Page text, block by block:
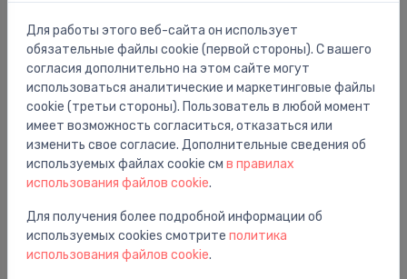
Для работы этого веб-сайта он использует
обязательные файлы cookie (первой стороны). С вашего
согласия дополнительно на этом сайте могут
использоваться аналитические и маркетинговые файлы
cookie (третьи стороны). Пользователь в любой момент
имеет возможность согласиться, отказаться или
изменить свое согласие. Дополнительные сведения об
используемых файлах cookie см в правилах
использования файлов cookie.
Для получения более подробной информации об
используемых cookies смотрите политика
использования файлов cookie.